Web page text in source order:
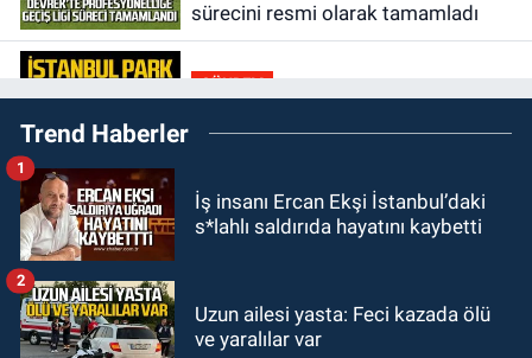
sürecini resmi olarak tamamladı
GÜNDEM
23:05Kozlu Belediyespor'dan
3.Lig'e transfer oldu
22:33Zonguldak TSO önemli
Trend Haberler
İş insanı Ercan Ekşi İstanbul’daki
s*lahlı saldırıda hayatını kaybetti
1
Uzun ailesi yasta: Feci kazada ölü
ve yaralılar var
2